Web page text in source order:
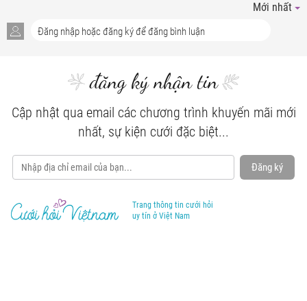
Mới nhất
đăng ký nhận tin
Cập nhật qua email các chương trình khuyến mãi mới
nhất, sự kiện cưới đặc biệt...
Đăng ký
Trang thông tin cưới hỏi
uy tín ở Việt Nam